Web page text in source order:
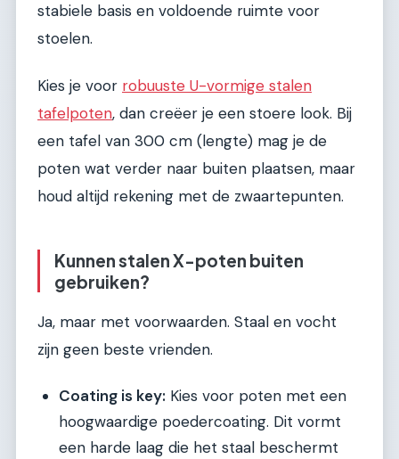
stabiele basis en voldoende ruimte voor
stoelen.
Kies je voor robuuste U-vormige stalen
tafelpoten, dan creëer je een stoere look. Bij
een tafel van 300 cm (lengte) mag je de
poten wat verder naar buiten plaatsen, maar
houd altijd rekening met de zwaartepunten.
Kunnen stalen X-poten buiten
gebruiken?
Ja, maar met voorwaarden. Staal en vocht
zijn geen beste vrienden.
Coating is key: Kies voor poten met een
hoogwaardige poedercoating. Dit vormt
een harde laag die het staal beschermt